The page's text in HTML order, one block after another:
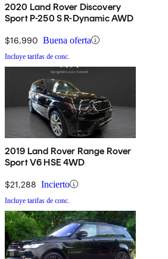
2020 Land Rover Discovery
Sport P-250 S R-Dynamic AWD
$16,990 Buena oferta
Incluye tarifas de conc.
2019 Land Rover Range Rover
Sport V6 HSE 4WD
$21,288 Incierto
Incluye tarifas de conc.